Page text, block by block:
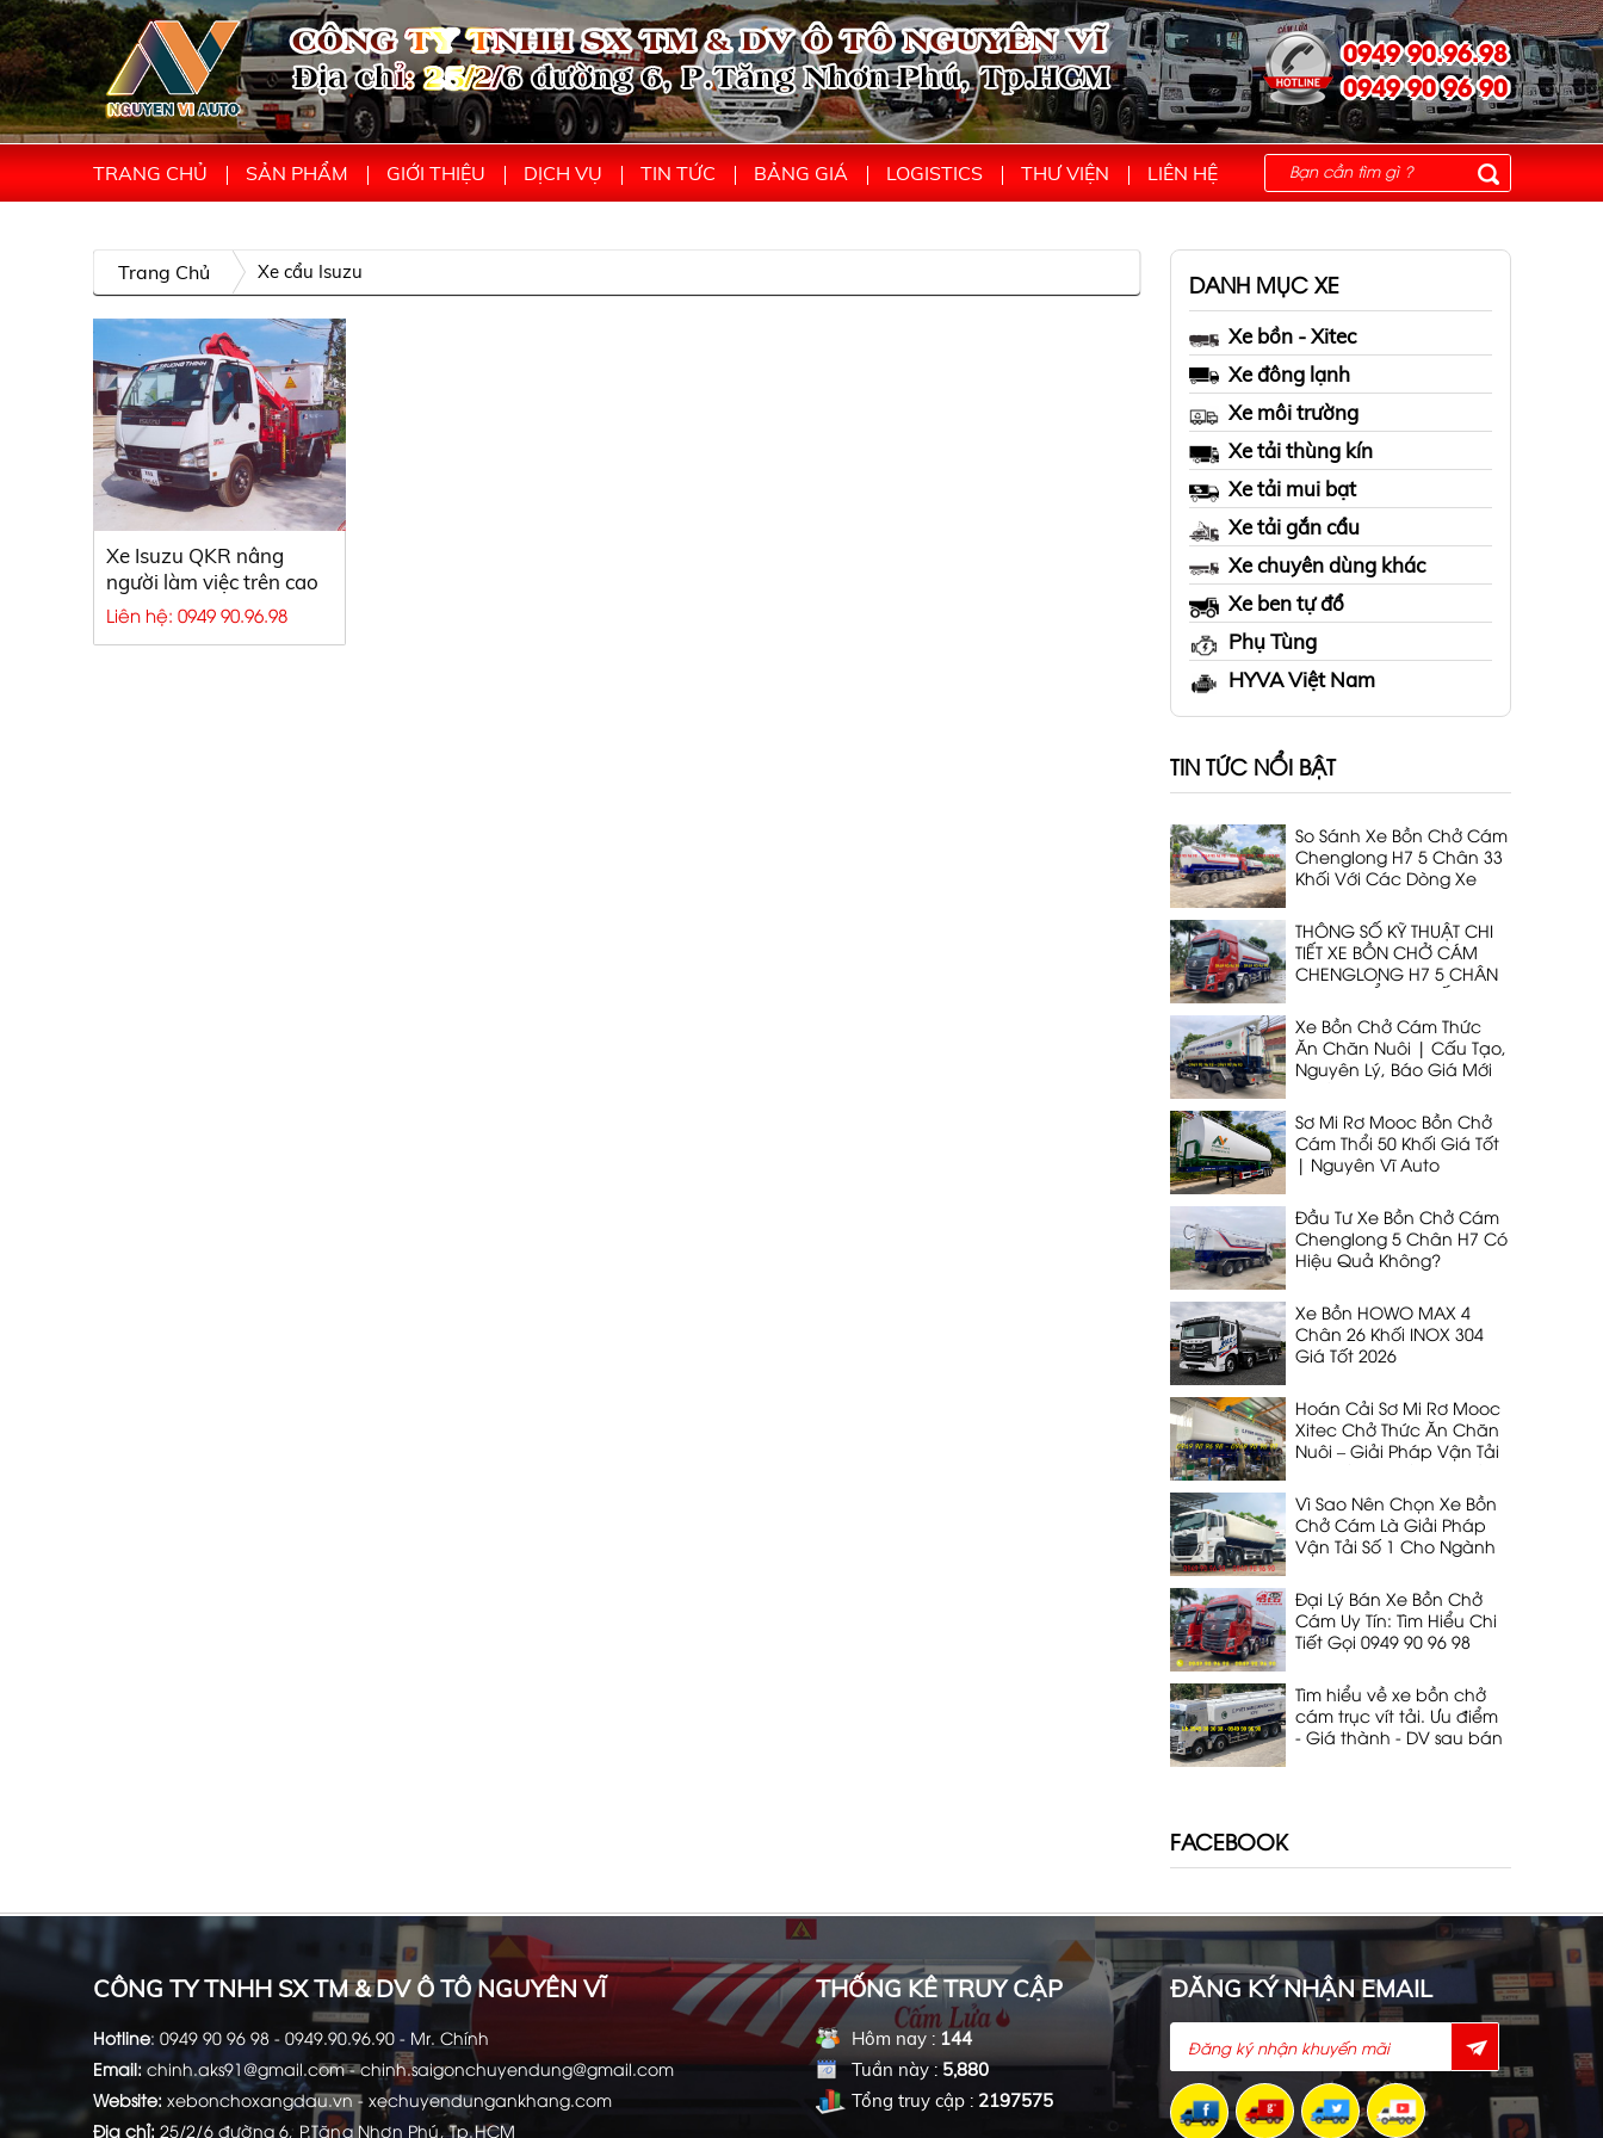
0949 90.96.98
0949 90 96 90
TRANG CHỦ SẢN PHẨM GIỚI THIỆU DỊCH VỤ TIN TỨC BẢNG GIÁ LOGISTICS THƯ VIỆN LIÊN HỆ
DANH MỤC XE
Xe bồn - Xitec
Xe đông lạnh
Xe môi trường
Xe tải thùng kín
Xe tải mui bạt
Xe tải gắn cẩu
Xe chuyên dùng khác
Xe ben tự đổ
Phụ Tùng
HYVA Việt Nam
TIN TỨC NỔI BẬT
So Sánh Xe Bồn Chở Cám
Chenglong H7 5 Chân 33
Khối Với Các Dòng Xe
THÔNG SỐ KỸ THUẬT CHI
TIẾT XE BỒN CHỞ CÁM
CHENGLONG H7 5 CHÂN
DẠNG THỔI 33 KHỐI
Xe Bồn Chở Cám Thức
Ăn Chăn Nuôi | Cấu Tạo,
Nguyên Lý, Báo Giá Mới
Sơ Mi Rơ Mooc Bồn Chở
Cám Thổi 50 Khối Giá Tốt
| Nguyên Vĩ Auto
Đầu Tư Xe Bồn Chở Cám
Chenglong 5 Chân H7 Có
Hiệu Quả Không?
Xe Bồn HOWO MAX 4
Chân 26 Khối INOX 304
Giá Tốt 2026
Hoán Cải Sơ Mi Rơ Mooc
Xitec Chở Thức Ăn Chăn
Nuôi – Giải Pháp Vận Tải
Vì Sao Nên Chọn Xe Bồn
Chở Cám Là Giải Pháp
Vận Tải Số 1 Cho Ngành
Đại Lý Bán Xe Bồn Chở
Cám Uy Tín: Tìm Hiểu Chi
Tiết Gọi 0949 90 96 98
Tìm hiểu về xe bồn chở
cám trục vít tải. Ưu điểm
- Giá thành - DV sau bán
FACEBOOK
Trang Chủ Xe cẩu Isuzu
Xe Isuzu QKR nâng
người làm việc trên cao
Liên hệ: 0949 90.96.98
CÔNG TY TNHH SX TM & DV Ô TÔ NGUYÊN VĨ
Hotline: 0949 90 96 98 - 0949.90.96.90 - Mr. Chính
Email: chinh.aks91@gmail.com -chinh.saigonchuyendung@gmail.com
Website: xebonchoxangdau.vn- xechuyendungankhang.com
Địa chỉ: 25/2/6 đường 6, P.Tăng Nhơn Phú, Tp.HCM
THỐNG KÊ TRUY CẬP
Hôm nay : 144
Tuần này :5,880
Tổng truy cập : 2197575
ĐĂNG KÝ NHẬN EMAIL